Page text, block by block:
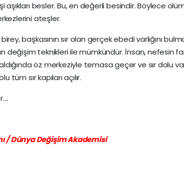
aşıkları besler. Bu, en değerli besindir. Böylece
ateşler.
başkasının sır olan gerçek ebedi varlığını
değişim teknikleri ile mümkündür. İnsan, nefesin
öz merkeziyle temasa geçer ve sır dolu
tüm sır kapıları açılır.
/ Dünya Değişim Akademisi